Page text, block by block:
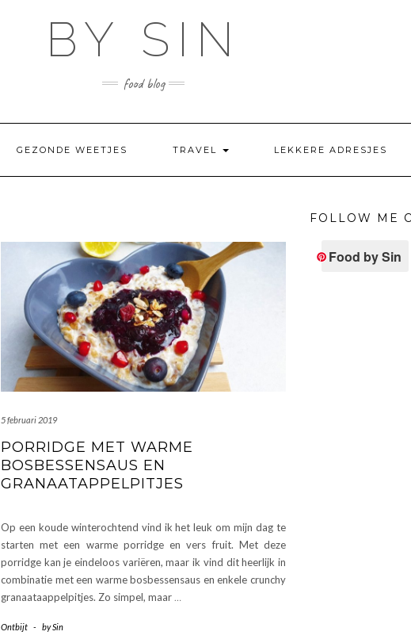
BY SIN
food blog
GEZONDE WEETJES TRAVEL LEKKERE ADRESJES
5 februari 2019
PORRIDGE MET WARME
BOSBESSENSAUS EN
GRANAATAPPELPITJES
Op een koude winterochtend vind ik het leuk om mijn dag te
starten met een warme porridge en vers fruit. Met deze
porridge kan je eindeloos variëren, maar ik vind dit heerlijk in
combinatie met een warme bosbessensaus en enkele crunchy
granaataappelpitjes. Zo simpel, maar…
Ontbijt - bySin
FOLLOW ME
Food by Sin